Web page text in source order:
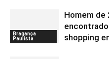
Bragança
Paulista
Homem de
shopping